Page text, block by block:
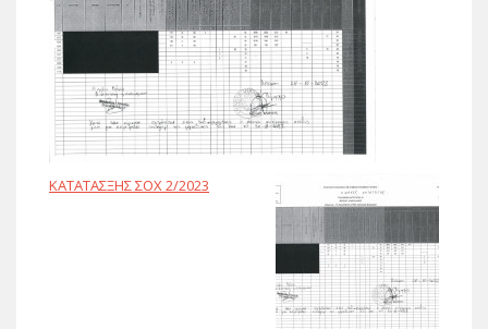
ΚΑΤΑΤΑΣΞΗΣ ΣΟΧ 2/2023